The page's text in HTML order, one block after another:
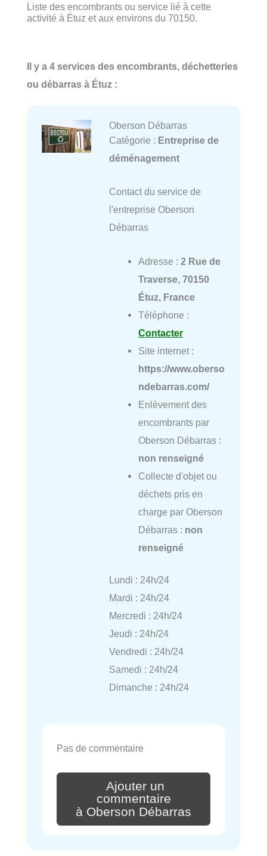
Liste des encombrants ou service lié à cette
activité à Étuz et aux environs du 70150.
Il y a 4 services des encombrants, déchetteries
ou débarras à Étuz :
Oberson Débarras
Catégorie : Entreprise de
déménagement
Contact du service de
l'entreprise Oberson
Débarras
Adresse : 2 Rue de
Traverse, 70150
Étuz, France
Téléphone :
Contacter
Site internet :
https://www.oberso
ndebarras.com/
Enlèvement des
encombrants par
Oberson Débarras :
non renseigné
Collecte d'objet ou
déchets pris en
charge par Oberson
Débarras : non
renseigné
Lundi : 24h/24
Mardi : 24h/24
Mercredi : 24h/24
Jeudi : 24h/24
Vendredi : 24h/24
Samedi : 24h/24
Dimanche : 24h/24
Pas de commentaire
Ajouter un
commentaire
à Oberson Débarras